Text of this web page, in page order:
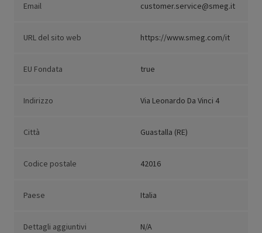
Email customer.service@smeg.it
URL del sito web https://www.smeg.com/it
EU Fondata true
Indirizzo Via Leonardo Da Vinci 4
Città Guastalla (RE)
Codice postale 42016
Paese Italia
Dettagli aggiuntivi N/A